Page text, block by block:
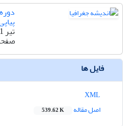
پیاپی
تیر 1391
فایل ها
اصل مقاله
539.62 K